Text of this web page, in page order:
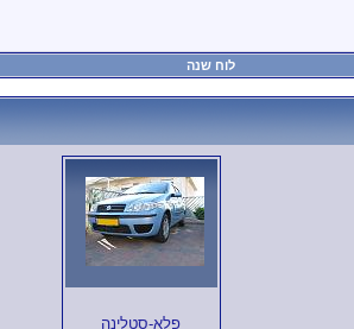
לוח שנה
פלא-סטלינה